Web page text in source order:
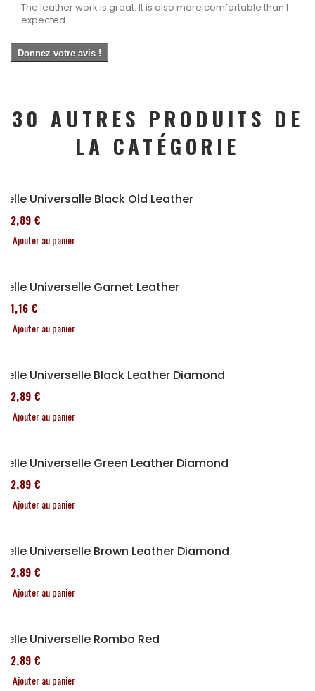
The leather work is great. It is also more comfortable than I
expected.
Donnez votre avis !
30 AUTRES PRODUITS DE
LA CATÉGORIE
Selle Universalle Black Old Leather
152,89 €
Ajouter au panier
Selle Universelle Garnet Leather
161,16 €
Ajouter au panier
Selle Universelle Black Leather Diamond
152,89 €
Ajouter au panier
Selle Universelle Green Leather Diamond
152,89 €
Ajouter au panier
Selle Universelle Brown Leather Diamond
152,89 €
Ajouter au panier
Selle Universelle Rombo Red
152,89 €
Ajouter au panier